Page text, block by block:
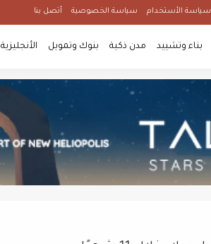
سياسة الأستخدام سياسة الخصوصية أتصل بنا
بناء وتشييد مدن ذكية بنوك وتمويل الأنجليزية